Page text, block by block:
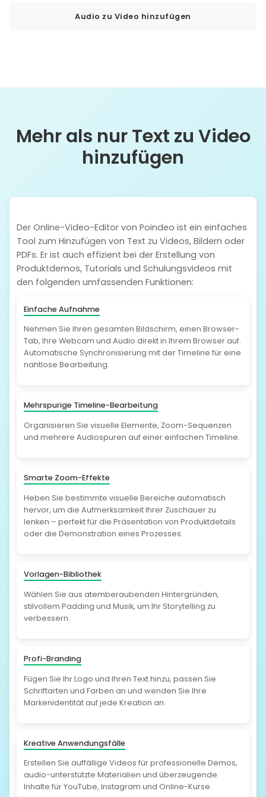
Audio zu Video hinzufügen
Mehr als nur Text zu Video
hinzufügen
Der Online-Video-Editor von Poindeo ist ein einfaches
Tool zum Hinzufügen von Text zu Videos, Bildern oder
PDFs. Er ist auch effizient bei der Erstellung von
Produktdemos, Tutorials und Schulungsvideos mit
den folgenden umfassenden Funktionen:
Einfache Aufnahme
Nehmen Sie Ihren gesamten Bildschirm, einen Browser-
Tab, Ihre Webcam und Audio direkt in Ihrem Browser auf.
Automatische Synchronisierung mit der Timeline für eine
nahtlose Bearbeitung.
Mehrspurige Timeline-Bearbeitung
Organisieren Sie visuelle Elemente, Zoom-Sequenzen
und mehrere Audiospuren auf einer einfachen Timeline.
Smarte Zoom-Effekte
Heben Sie bestimmte visuelle Bereiche automatisch
hervor, um die Aufmerksamkeit Ihrer Zuschauer zu
lenken – perfekt für die Präsentation von Produktdetails
oder die Demonstration eines Prozesses.
Vorlagen-Bibliothek
Wählen Sie aus atemberaubenden Hintergründen,
stilvollem Padding und Musik, um Ihr Storytelling zu
verbessern.
Profi-Branding
Fügen Sie Ihr Logo und Ihren Text hinzu, passen Sie
Schriftarten und Farben an und wenden Sie Ihre
Markenidentität auf jede Kreation an.
Kreative Anwendungsfälle
Erstellen Sie auffällige Videos für professionelle Demos,
audio-unterstützte Materialien und überzeugende
Inhalte für YouTube, Instagram und Online-Kurse.